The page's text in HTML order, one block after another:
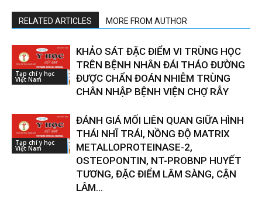
RELATED ARTICLES MORE FROM AUTHOR
Tạp chí y học
Việt Nam
KHẢO SÁT ĐẶC ĐIỂM VI TRÙNG HỌC
TRÊN BỆNH NHÂN ĐÁI THÁO ĐƯỜNG
ĐƯỢC CHẨN ĐOÁN NHIỄM TRÙNG
CHÂN NHẬP BỆNH VIỆN CHỢ RẪY
Tạp chí y học
Việt Nam
ĐÁNH GIÁ MỐI LIÊN QUAN GIỮA HÌNH
THÁI NHĨ TRÁI, NỒNG ĐỘ MATRIX
METALLOPROTEINASE-2,
OSTEOPONTIN, NT-PROBNP HUYẾT
TƯƠNG, ĐẶC ĐIỂM LÂM SÀNG, CẬN
LÂM...